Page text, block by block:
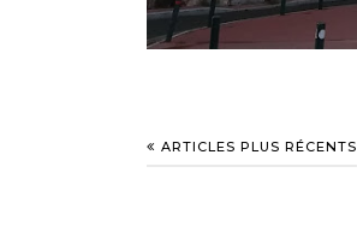
ARTICLES PLUS RÉCENTS